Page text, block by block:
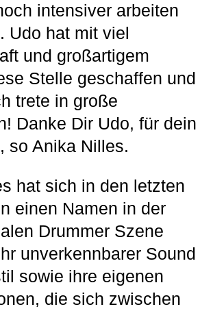
intensiver arbeiten
Udo hat mit viel
und großartigem
Stelle geschaffen und
trete in große
Danke Dir Udo, für dein
so Anika Nilles.
hat sich in den letzten
einen Namen in der
Drummer Szene
unverkennbarer Sound
sowie ihre eigenen
die sich zwischen